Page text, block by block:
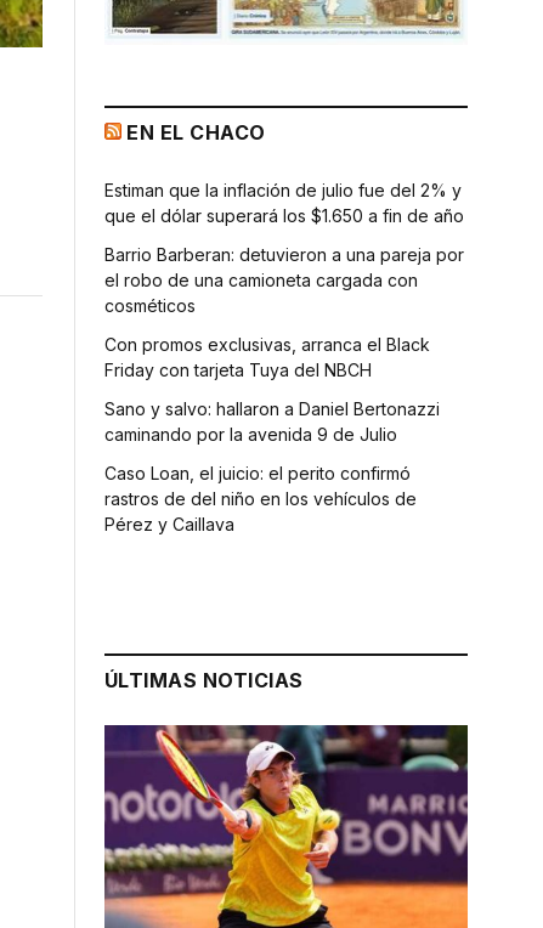
EN EL CHACO
Estiman que la inflación de julio fue del 2% y
que el dólar superará los $1.650 a fin de año
Barrio Barberan: detuvieron a una pareja por
el robo de una camioneta cargada con
cosméticos
Con promos exclusivas, arranca el Black
Friday con tarjeta Tuya del NBCH
Sano y salvo: hallaron a Daniel Bertonazzi
caminando por la avenida 9 de Julio
Caso Loan, el juicio: el perito confirmó
rastros de del niño en los vehículos de
Pérez y Caillava
ÚLTIMAS NOTICIAS